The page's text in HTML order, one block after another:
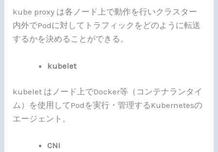
kube proxy は各ノード上で動作を行いクラスター
内外でPodに対してトラフィックをどのように転送
するかを決めることができる。
kubelet
kubelet はノード上でDocker等（コンテナランタイ
ム）を使用してPodを実行・管理するKubernetesの
エージェント。
CNI